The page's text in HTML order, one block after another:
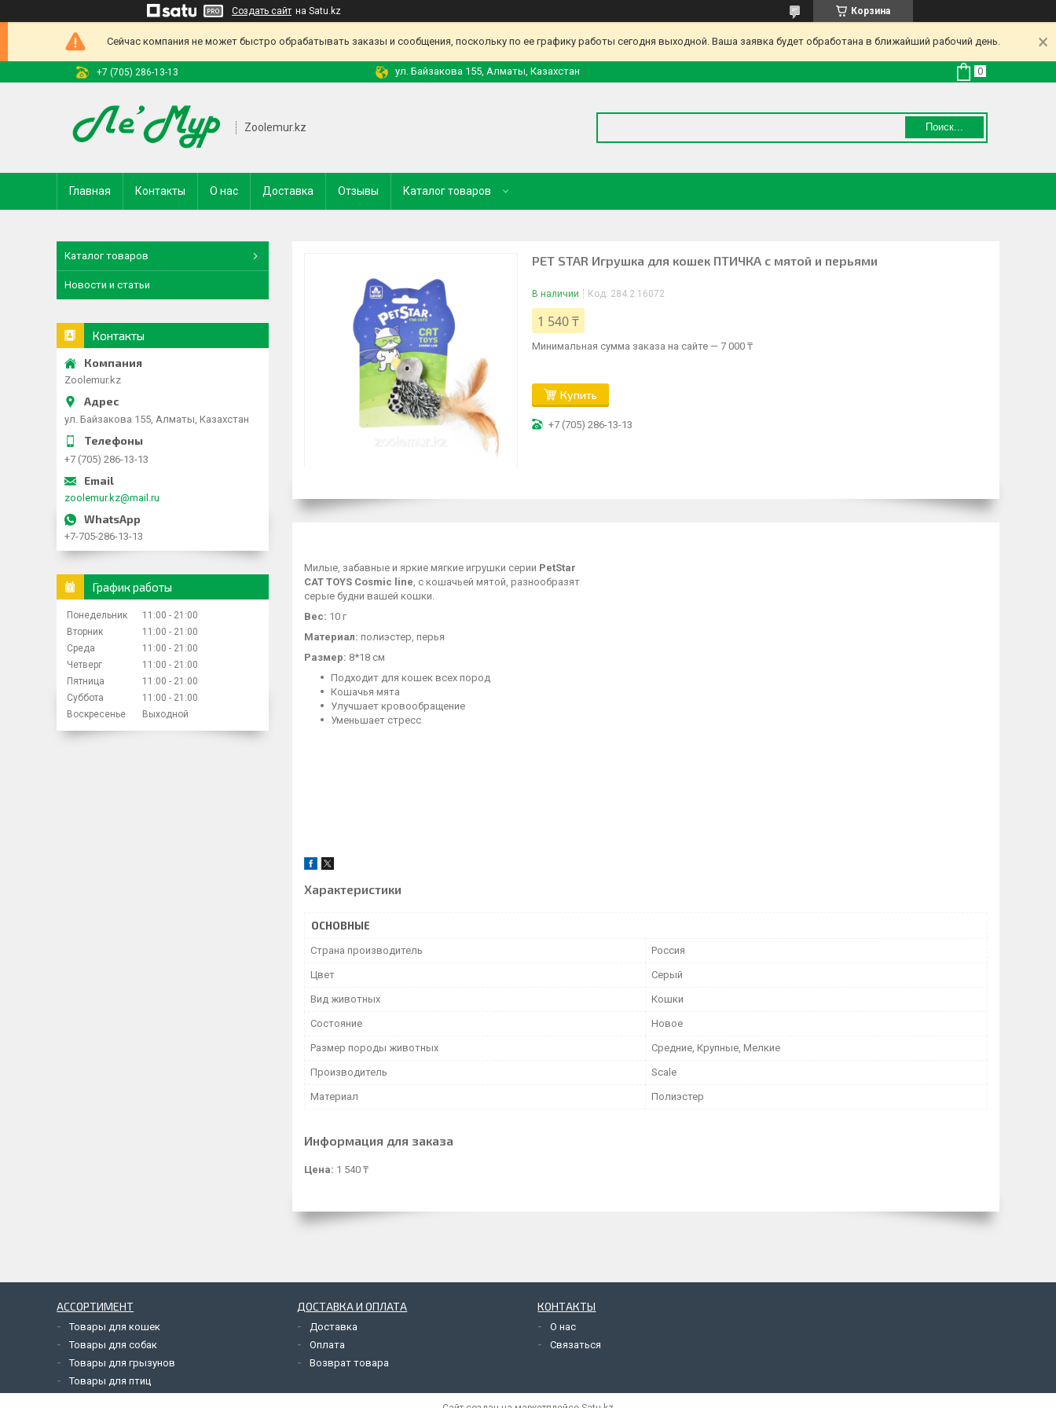
Создать сайт на Satu.kz Корзина
Сейчас компания не может быстро обрабатывать заказы и сообщения, поскольку по ее графику работы сегодня выходной. Ваша заявка будет обработана в ближайший рабочий день.
+7 (705) 286-13-13 ул. Байзакова 155, Алматы, Казахстан
Zoolemur.kz Поиск...
Главная Контакты О нас Доставка Отзывы Каталог товаров
PET STAR Игрушка для кошек ПТИЧКА с мятой и перьями
В наличии Код: 284.2.16072
1 540 ₸
Минимальная сумма заказа на сайте — 7 000 ₸
Купить
+7 (705) 286-13-13
Милые, забавные и яркие мягкие игрушки серии PetStar
CAT TOYS Cosmic line, с кошачьей мятой, разнообразят
серые будни вашей кошки.
Вес: 10 г
Материал: полиэстер, перья
Размер: 8*18 см
Подходит для кошек всех пород
Кошачья мята
Улучшает кровообращение
Уменьшает стресс
Характеристики
ОСНОВНЫЕ
Страна производитель Россия
Цвет Серый
Вид животных Кошки
Состояние Новое
Размер породы животных Средние, Крупные, Мелкие
Производитель Scale
Материал Полиэстер
Информация для заказа
Цена: 1 540 ₸
Каталог товаров
Новости и статьи
Контакты
Zoolemur.kz
ул. Байзакова 155, Алматы, Казахстан
+7 (705) 286-13-13
zoolemur.kz@mail.ru
+7-705-286-13-13
График работы
Понедельник 11:00
21:00
Вторник
11:00
21:00
Среда
11:00
21:00
Четверг
11:00
21:00
Пятница
11:00
21:00
Суббота
11:00
21:00
Воскресенье
Выходной
АССОРТИМЕНТ
Товары для кошек
Товары для собак
Товары для грызунов
Товары для птиц
ДОСТАВКА И ОПЛАТА
Доставка
Оплата
Возврат товара
КОНТАКТЫ
О нас
Связаться